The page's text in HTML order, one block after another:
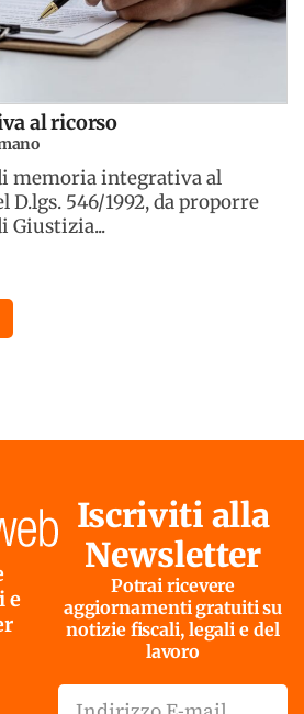
al ricorso
memoria integrativa al
D.lgs. 546/1992, da proporre
Giustizia...
e
Iscriviti alla
Newsletter
Potrai ricevere
aggiornamenti gratuiti su
notizie fiscali, legali e del
lavoro